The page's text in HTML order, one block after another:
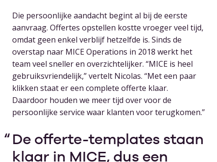
Die persoonlijke aandacht begint al bij de eerste
aanvraag. Offertes opstellen kostte vroeger veel tijd,
omdat geen enkel verblijf hetzelfde is. Sinds de
overstap naar MICE Operations in 2018 werkt het
team veel sneller en overzichtelijker. “MICE is heel
gebruiksvriendelijk,” vertelt Nicolas. “Met een paar
klikken staat er een complete offerte klaar.
Daardoor houden we meer tijd over voor de
persoonlijke service waar klanten voor terugkomen.”
De offerte-templates staan
klaar in MICE, dus een